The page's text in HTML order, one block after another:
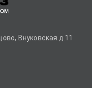
Внуковская д.11